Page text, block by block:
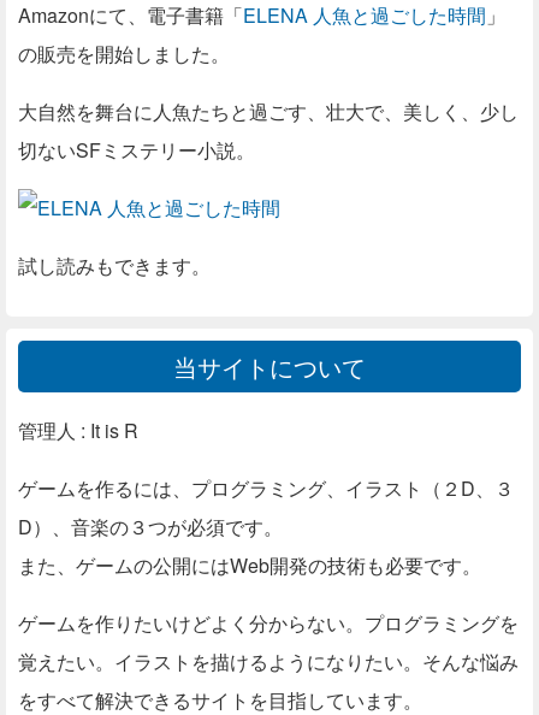
Amazonにて、電子書籍「ELENA 人魚と過ごした時間 」
の販売を開始しました。
大自然を舞台に人魚たちと過ごす、壮大で、美しく、少し
切ないSFミステリー小説。
試し読みもできます。
当サイトについて
管理人 : It is R
ゲームを作るには、プログラミング、イラスト（２D、３
D）、音楽の３つが必須です。
また、ゲームの公開にはWeb開発の技術も必要です。
ゲームを作りたいけどよく分からない。プログラミングを
覚えたい。イラストを描けるようになりたい。そんな悩み
をすべて解決できるサイトを目指しています。